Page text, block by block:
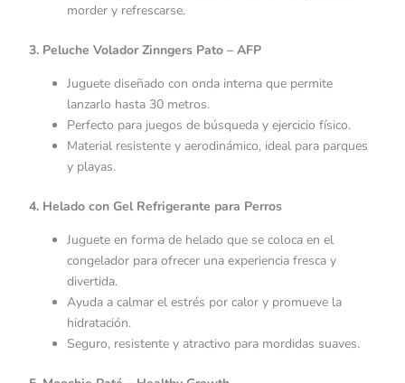
morder y refrescarse.
3. Peluche Volador Zinngers Pato – AFP
Juguete diseñado con onda interna que permite
lanzarlo hasta 30 metros.
Perfecto para juegos de búsqueda y ejercicio físico.
Material resistente y aerodinámico, ideal para parques
y playas.
4. Helado con Gel Refrigerante para Perros
Juguete en forma de helado que se coloca en el
congelador para ofrecer una experiencia fresca y
divertida.
Ayuda a calmar el estrés por calor y promueve la
hidratación.
Seguro, resistente y atractivo para mordidas suaves.